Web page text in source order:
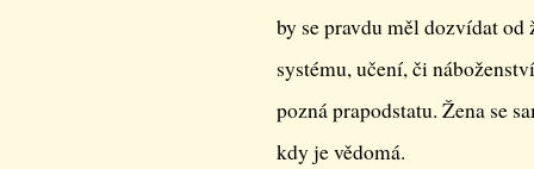
by se pravdu měl dozvídat od
systému, učení, či
pozná prapodstatu. Žena se
kdy je vědomá.